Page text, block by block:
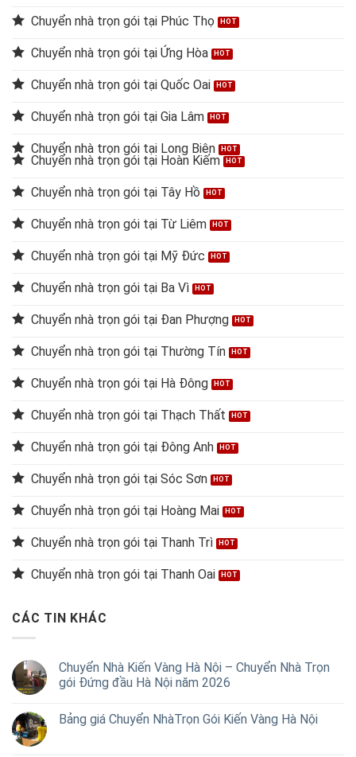
Chuyển nhà trọn gói tại Phúc Thọ
Chuyển nhà trọn gói tại Ứng Hòa
Chuyển nhà trọn gói tại Quốc Oai
Chuyển nhà trọn gói tại Gia Lâm
Chuyển nhà trọn gói tại Long Biên
Chuyển nhà trọn gói tại Hoàn Kiếm
Chuyển nhà trọn gói tại Tây Hồ
Chuyển nhà trọn gói tại Từ Liêm
Chuyển nhà trọn gói tại Mỹ Đức
Chuyển nhà trọn gói tại Ba Vì
Chuyển nhà trọn gói tại Đan Phượng
Chuyển nhà trọn gói tại Thường Tín
Chuyển nhà trọn gói tại Hà Đông
Chuyển nhà trọn gói tại Thạch Thất
Chuyển nhà trọn gói tại Đông Anh
Chuyển nhà trọn gói tại Sóc Sơn
Chuyển nhà trọn gói tại Hoàng Mai
Chuyển nhà trọn gói tại Thanh Trì
Chuyển nhà trọn gói tại Thanh Oai
CÁC TIN KHÁC
Chuyển Nhà Kiến Vàng Hà Nội – Chuyển Nhà Trọn
gói Đứng đầu Hà Nội năm 2026
Bảng giá Chuyển NhàTrọn Gói Kiến Vàng Hà Nội